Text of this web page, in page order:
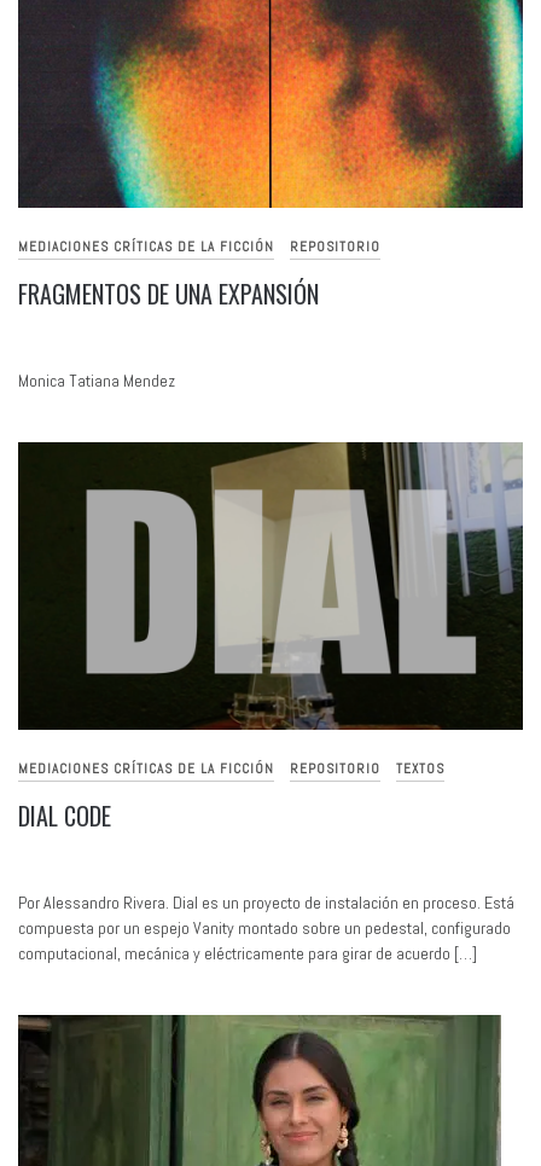
MEDIACIONES CRÍTICAS DE LA FICCIÓN REPOSITORIO
FRAGMENTOS DE UNA EXPANSIÓN
Monica Tatiana Mendez
MEDIACIONES CRÍTICAS DE LA FICCIÓN REPOSITORIO TEXTOS
DIAL CODE
Por Alessandro Rivera. Dial es un proyecto de instalación en proceso. Está
compuesta por un espejo Vanity montado sobre un pedestal, configurado
computacional, mecánica y eléctricamente para girar de acuerdo […]